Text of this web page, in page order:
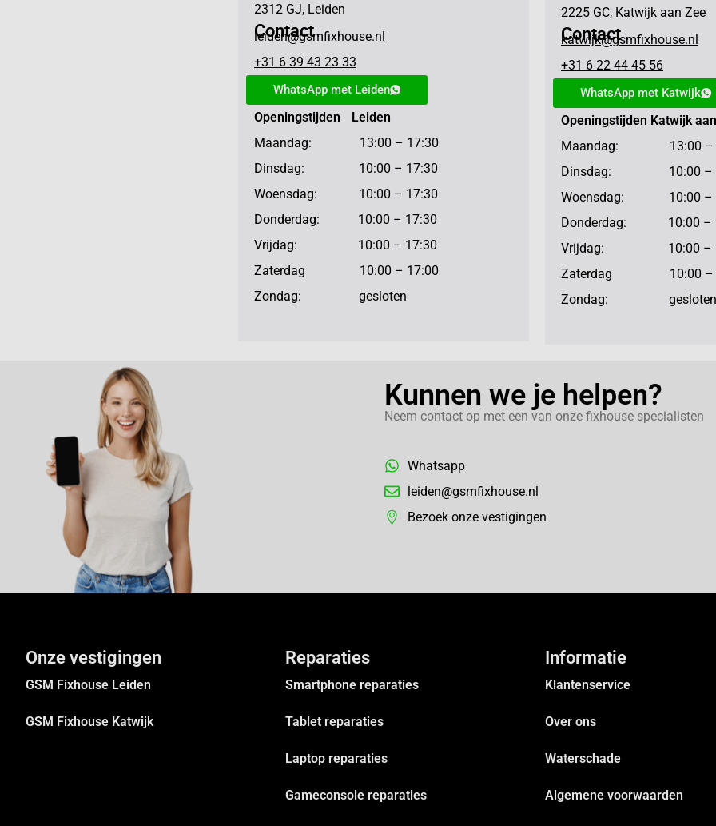
2312 GJ, Leiden
Contact
leiden@gsmfixhouse.nl
+31 6 39 43 23 33
WhatsApp met Leiden
Openingstijden Leiden
Maandag: 13:00 – 17:30
Dinsdag: 10:00 – 17:30
Woensdag: 10:00 – 17:30
Donderdag: 10:00 – 17:30
Vrijdag: 10:00 – 17:30
Zaterdag 10:00 – 17:00
Zondag: gesloten
2225 GC, Katwijk aan Zee
Contact
katwijk@gsmfixhouse.nl
+31 6 22 44 45 56
WhatsApp met Katwijk
Openingstijden Katwijk
Maandag: 13:00 –
Dinsdag: 10:00 –
Woensdag: 10:00 –
Donderdag: 10:00 –
Vrijdag: 10:00 –
Zaterdag 10:00 –
Zondag: gesloten
Kunnen we je helpen?
Neem contact op met een van onze fixhouse specialisten
Whatsapp
leiden@gsmfixhouse.nl
Bezoek onze vestigingen
Onze vestigingen
GSM Fixhouse Leiden
GSM Fixhouse Katwijk
Reparaties
Smartphone reparaties
Tablet reparaties
Laptop reparaties
Gameconsole reparaties
Informatie
Klantenservice
Over ons
Waterschade
Algemene voorwaarden